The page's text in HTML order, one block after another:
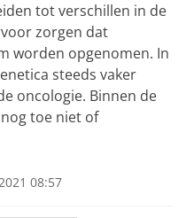
tot verschillen in de
zorgen dat
worden opgenomen. In
steeds vaker
oncologie. Binnen de
toe niet of
08:57